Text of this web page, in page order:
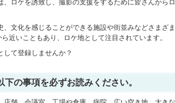
、ロケを誘致し、撮影の支援をするために皆さんから
、文化を感じることができる施設や街並みなどさまざ
近いこともあり、ロケ地として注目されています。
して登録しませんか？
の事項を必ずお読みください。